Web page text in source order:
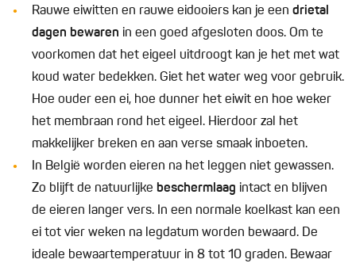
Rauwe eiwitten en rauwe eidooiers kan je een drietal
dagen bewaren in een goed afgesloten doos. Om te
voorkomen dat het eigeel uitdroogt kan je het met wat
koud water bedekken. Giet het water weg voor gebruik.
Hoe ouder een ei, hoe dunner het eiwit en hoe weker
het membraan rond het eigeel. Hierdoor zal het
makkelijker breken en aan verse smaak inboeten.
In België worden eieren na het leggen niet gewassen.
Zo blijft de natuurlijke beschermlaag intact en blijven
de eieren langer vers. In een normale koelkast kan een
ei tot vier weken na legdatum worden bewaard. De
ideale bewaartemperatuur in 8 tot 10 graden. Bewaar